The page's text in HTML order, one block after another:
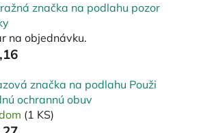
značka na podlahu pozor
na objednávku.
značka na podlahu Použi
ochrannú obuv
(1 KS)